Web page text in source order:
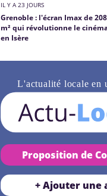
IL Y A 23 JOURS
Grenoble : l'écran Imax de 208
m² qui révolutionne le
en Isère
L'actualité locale en
Proposition de
+ Ajouter une